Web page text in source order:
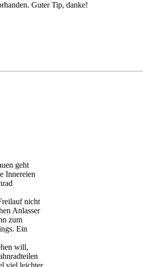
Guter Tip, danke!
geht
Innereien
nicht
Anlasser
zum
Ein
will,
viel leichter